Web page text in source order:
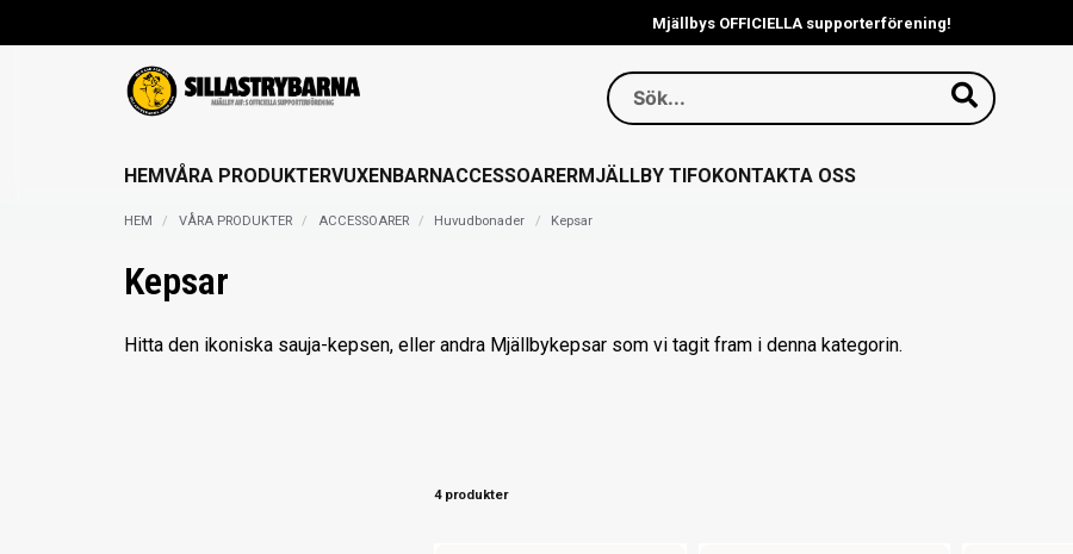
Mjällbys OFFICIELLA supporterförening!
All vinst går tillbaka till Sillastrybarnas verksamhet!
HEMVÅRA PRODUKTERVUXENBARNACCESSOARERMJÄLLBY TIFOKONTAKTA OSS
HEM VÅRA PRODUKTER ACCESSOARER Huvudbonader Kepsar
Kepsar
Hitta den ikoniska sauja-kepsen, eller andra Mjällbykepsar som vi tagit fram i denna kategorin.
4 produkter